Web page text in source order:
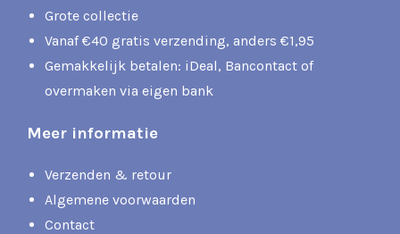
Grote collectie
Vanaf €40 gratis verzending, anders €1,95
Gemakkelijk betalen: iDeal, Bancontact of
overmaken via eigen bank
Meer informatie
Verzenden & retour
Algemene voorwaarden
Contact